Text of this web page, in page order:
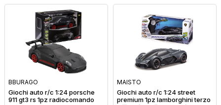
BBURAGO
Giochi auto r/c 1:24 porsche
911 gt3 rs 1pz radiocomando
MAISTO
Giochi auto r/c 1:24 street
premium 1pz lamborghini terzo